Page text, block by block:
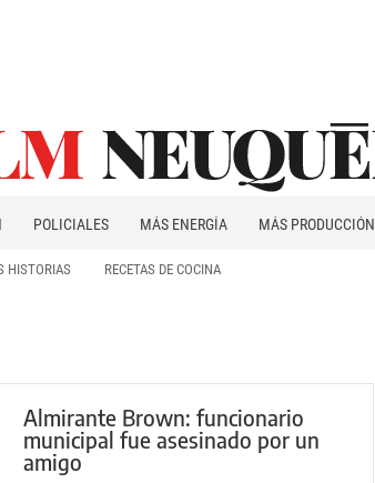
POLICIALES MÁS ENERGÍA MÁS PRODUCCIÓN
HISTORIAS RECETAS DE COCINA
Almirante Brown: funcionario
municipal fue asesinado por un
amigo